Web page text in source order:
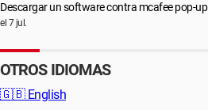
Descargar un software contra mcafee pop-up
el 7 jul.
OTROS IDIOMAS
🇬🇧 English